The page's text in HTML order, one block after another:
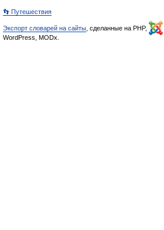
👣 Путешествия
Экспорт словарей на сайты , сделанные на PHP,
WordPress, MODx.